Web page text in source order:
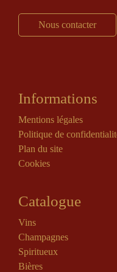
Nous contacter
Informations
Mentions légales
Politique de
Plan du site
Cookies
Catalogue
Vins
Champagnes
Spiritueux
Bières